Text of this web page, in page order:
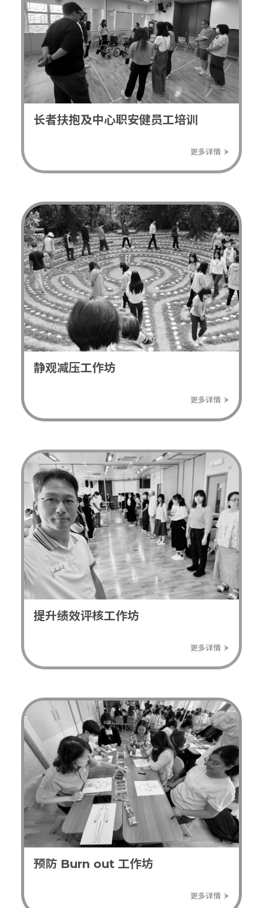
长者扶抱及中心职安健员工培训
更多详情 ⮞
静观减压工作坊
更多详情 ⮞
提升绩效评核工作坊
更多详情 ⮞
预防 Burn out 工作坊
更多详情 ⮞